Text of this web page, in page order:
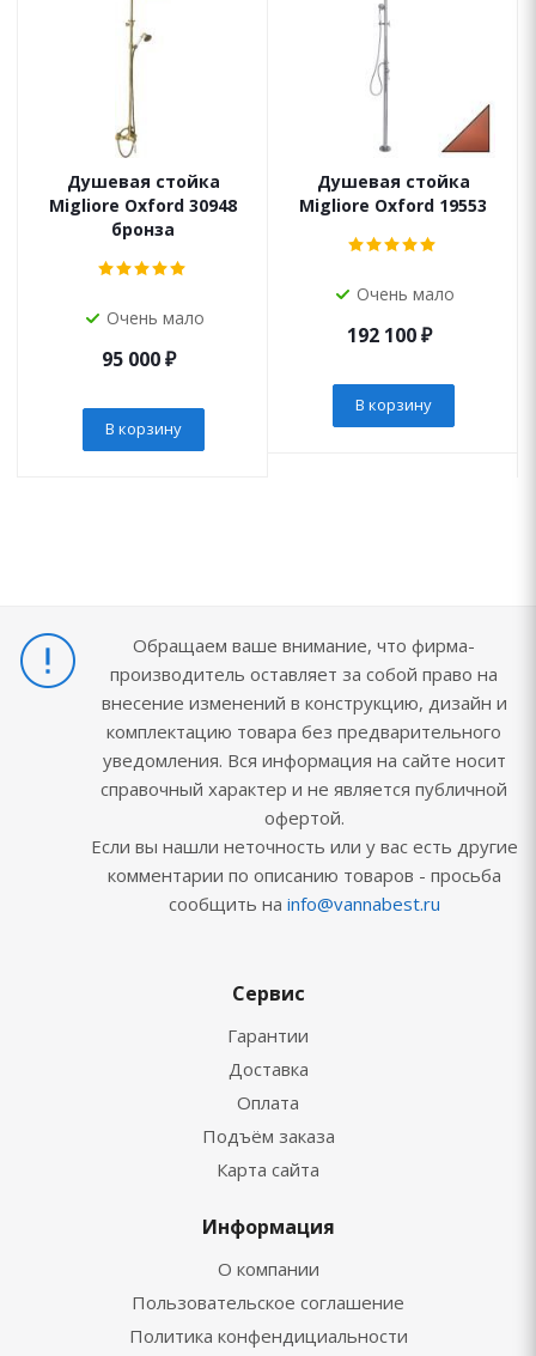
Душевая стойка
Migliore Oxford 30948
бронза
Очень мало
95 000₽
В корзину
Душевая стойка
Migliore Oxford 19553
Очень мало
192 100₽
В корзину
Обращаем ваше внимание, что фирма-
производитель оставляет за собой право на
внесение изменений в конструкцию, дизайн и
комплектацию товара без предварительного
уведомления. Вся информация на сайте носит
справочный характер и не является публичной
офертой.
Если вы нашли неточность или у вас есть другие
комментарии по описанию товаров - просьба
сообщить на info@vannabest.ru
Сервис
Гарантии
Доставка
Оплата
Подъём заказа
Карта сайта
Информация
О компании
Пользовательское соглашение
Политика конфендициальности